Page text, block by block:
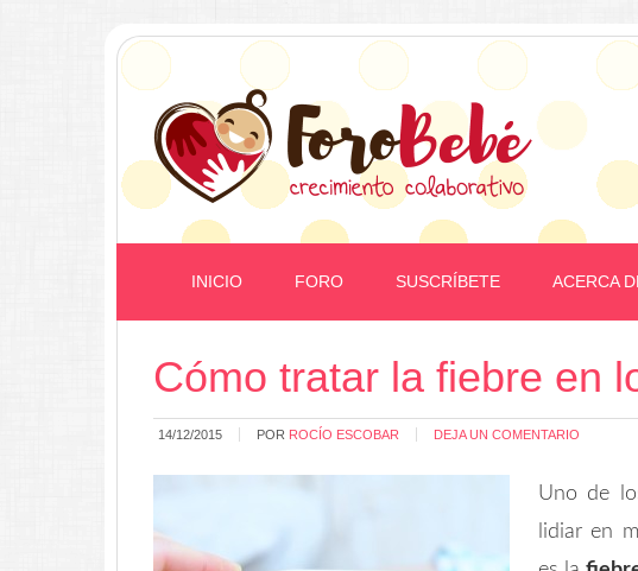
INICIO FORO SUSCRÍBETE ACERCA
Cómo tratar la fiebre en
14/12/2015 POR ROCÍO ESCOBAR DEJA UN COMENTARIO
Uno de
lidiar en